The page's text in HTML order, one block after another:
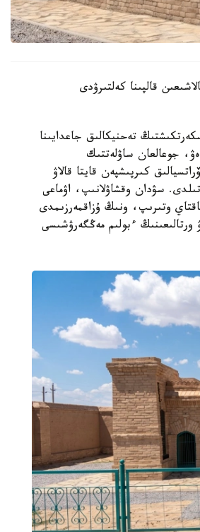
قالپىنا كەلتىرۋدى
تەحنيكالىق جاعدايىنا
جوعالعان ساۋلەتتىك
كىرپىشپەن قايتا قالاۋ
سۋدان وقشاۋلانىپ، اۋماعى
وتىرىپ، ونىڭ ۇزاقمەرزىمدى
ءبولىم مەڭگەرۋشىسى